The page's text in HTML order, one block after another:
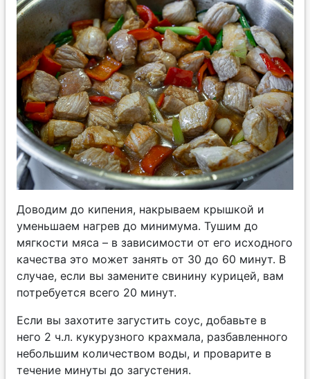
Доводим до кипения, накрываем крышкой и
уменьшаем нагрев до минимума. Тушим до
мягкости мяса – в зависимости от его исходного
качества это может занять от 30 до 60 минут. В
случае, если вы замените свинину курицей, вам
потребуется всего 20 минут.
Если вы захотите загустить соус, добавьте в
него 2 ч.л. кукурузного крахмала, разбавленного
небольшим количеством воды, и проварите в
течение минуты до загустения.